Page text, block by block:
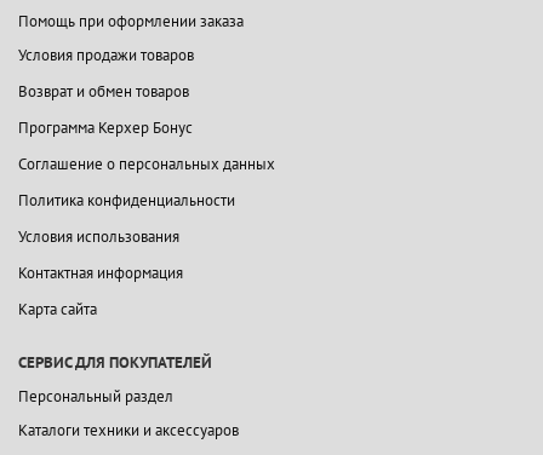
Помощь при оформлении заказа
Условия продажи товаров
Возврат и обмен товаров
Программа Керхер Бонус
Соглашение о персональных данных
Политика конфиденциальности
Условия использования
Контактная информация
Карта сайта
СЕРВИС ДЛЯ ПОКУПАТЕЛЕЙ
Персональный раздел
Каталоги техники и аксессуаров